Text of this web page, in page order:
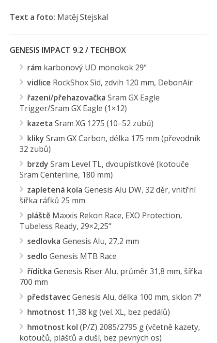
Text a foto: Matěj Stejskal
GENESIS IMPACT 9.2 / TECHBOX
rám karbonový UD monokok 29“
vidlice RockShox Sid, zdvih 120 mm, DebonAir
řazení/přehazovačka Sram GX Eagle
Trigger/Sram GX Eagle (1×12)
kazeta Sram XG 1275 (10–52 zubů)
kliky Sram GX Carbon, délka 175 mm (převodník
32 zubů)
brzdy Sram Level TL, dvoupístkové (kotouče
Sram Centerline, 180 mm)
zapletená kola Genesis Alu DW, 32 děr, vnitřní
šířka ráfků 25 mm
pláště Maxxis Rekon Race, EXO Protection,
Tubeless Ready, 29×2,25“
sedlovka Genesis Alu, 27,2 mm
sedlo Genesis MTB Race
řídítka Genesis Riser Alu, průměr 31,8 mm, šířka
700 mm
představecGenesis Alu, délka 100 mm, sklon 7°
hmotnost 11,38 kg (vel. XL, bez pedálů)
hmotnost kol (P/Z) 2085/2795 g (včetně kazety,
kotoučů, plášťů a duší, bez pevných os)